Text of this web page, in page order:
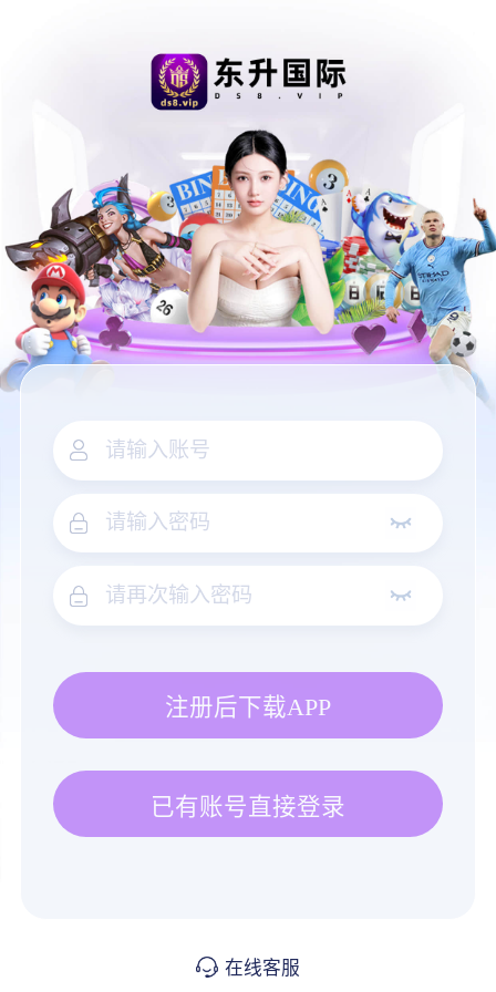
注册后下载APP
已有账号直接登录
在线客服